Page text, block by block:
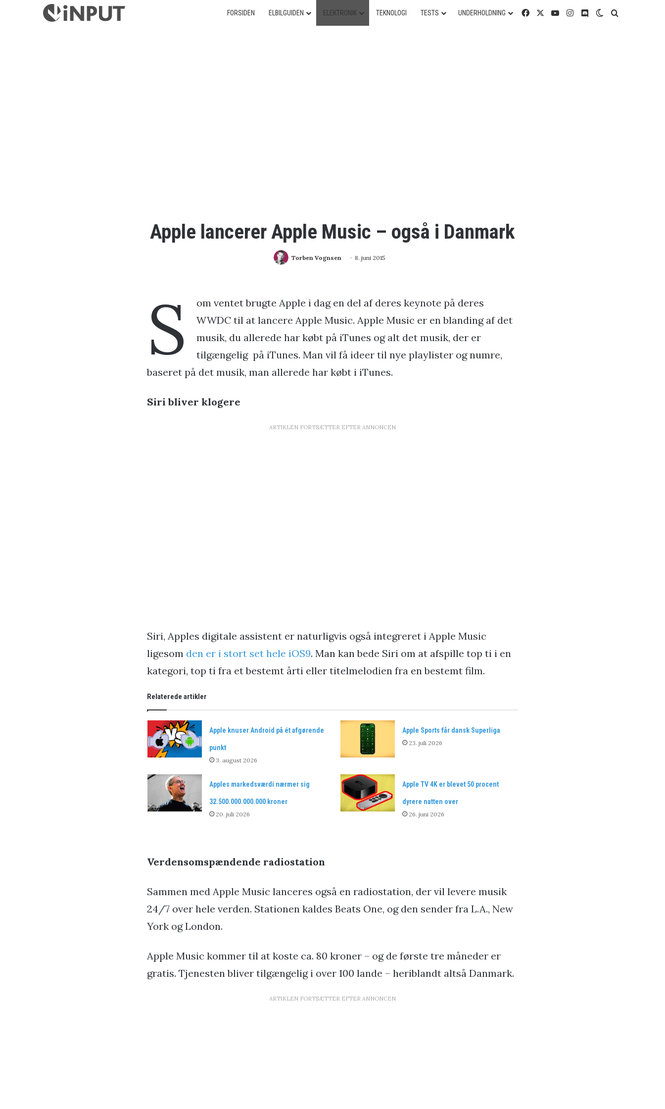
FORSIDEN ELBILGUIDEN ELEKTRONIK TEKNOLOGI TESTS UNDERHOLDNING Facebook YouTubeInstagram
DiscordSwitch skin
Apple lancerer Apple Music – også i Danmark
Torben Vognsen 8. juni 2015
S
om ventet brugte Apple i dag en del af deres keynote på deres
WWDC til at lancere Apple Music. Apple Music er en blanding af det
musik, du allerede har købt på iTunes og alt det musik, der er
tilgængelig på iTunes. Man vil få ideer til nye playlister og numre,
baseret på det musik, man allerede har købt i iTunes.
Siri bliver klogere
ARTIKLEN FORTSÆTTER EFTER ANNONCEN
Siri, Apples digitale assistent er naturligvis også integreret i Apple Music
ligesom den er i stort set hele iOS9. Man kan bede Siri om at afspille top ti i en
kategori, top ti fra et bestemt årti eller titelmelodien fra en bestemt film.
Relaterede artikler
Apple knuser Android på ét afgørende
punkt
3. august 2026
Apple Sports får dansk Superliga
23. juli 2026
Apples markedsværdi nærmer sig
32.500.000.000.000 kroner
20. juli 2026
Apple TV 4K er blevet 50 procent
dyrere natten over
26. juni 2026
Verdensomspændende radiostation
Sammen med Apple Music lanceres også en radiostation, der vil levere musik
24/7 over hele verden. Stationen kaldes Beats One, og den sender fra L.A., New
York og London.
Apple Music kommer til at koste ca. 80 kroner – og de første tre måneder er
gratis. Tjenesten bliver tilgængelig i over 100 lande – heriblandt altså Danmark.
ARTIKLEN FORTSÆTTER EFTER ANNONCEN